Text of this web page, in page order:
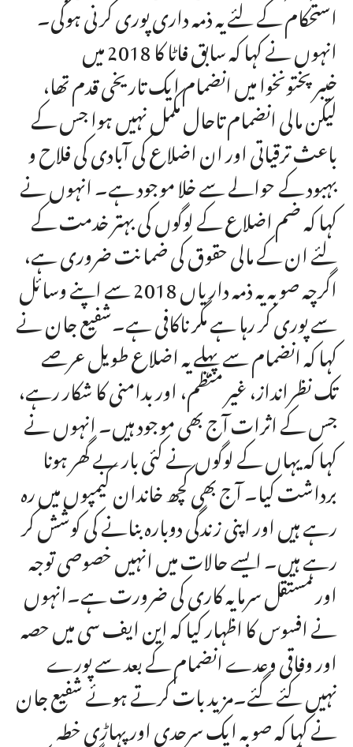
استحکام کے لئے یہ ذمہ داری پوری کرنی ہوگی۔
انہوں نے کہا کہ سابق فاٹا کا 2018 میں
خیبرپختونخوا میں انضمام ایک تاریخی قدم تھا،
لیکن مالی انضمام تاحال مکمل نہیں ہوا جس کے
باعث ترقیاتی اور ان اضلاع کی آبادی کی فلاح و
بہبود کے حوالے سے خلا موجود ہے۔ انہوں نے
کہا کہ ضم اضلاع کے لوگوں کی بہتر خدمت کے
لئے ان کے مالی حقوق کی ضمانت ضروری ہے،
اگرچہ صوبہ یہ ذمہ داریاں 2018 سے اپنے وسائل
سے پوری کر رہا ہے مگر ناکافی ہے۔شفیع جان نے
کہا کہ انضمام سے پہلے یہ اضلاع طویل عرصے
تک نظرانداز، غیر منظم، اور بدامنی کا شکار رہے،
جس کے اثرات آج بھی موجود ہیں۔ انہوں نے
کہا کہ یہاں کے لوگوں نے کئی بار بے گھر ہونا
برداشت کیا۔ آج بھی کچھ خاندان کیمپوں میں رہ
رہے ہیں اور اپنی زندگی دوبارہ بنانے کی کوشش کر
رہے ہیں۔ ایسے حالات میں انہیں خصوصی توجہ
اور مستقل سرمایہ کاری کی ضرورت ہے۔انہوں
نے افسوس کا اظہار کیا کہ این ایف سی میں حصہ
اور وفاقی وعدے انضمام کے بعد سے پورے
نہیں کئے گئے۔مزید بات کرتے ہوئے شفیع جان
نے کہا کہ صوبہ ایک سرحدی اور پہاڑی خطہ